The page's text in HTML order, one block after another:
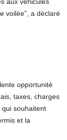
voilée”, a déclaré
opportunité
taxes, charges
souhaitent
et la